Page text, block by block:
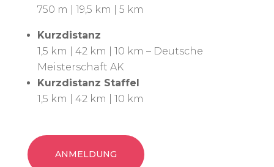
750 m | 19,5 km | 5 km
Kurzdistanz
1,5 km | 42 km | 10 km – Deutsche
Meisterschaft AK
Kurzdistanz Staffel
1,5 km | 42 km | 10 km
ANMELDUNG